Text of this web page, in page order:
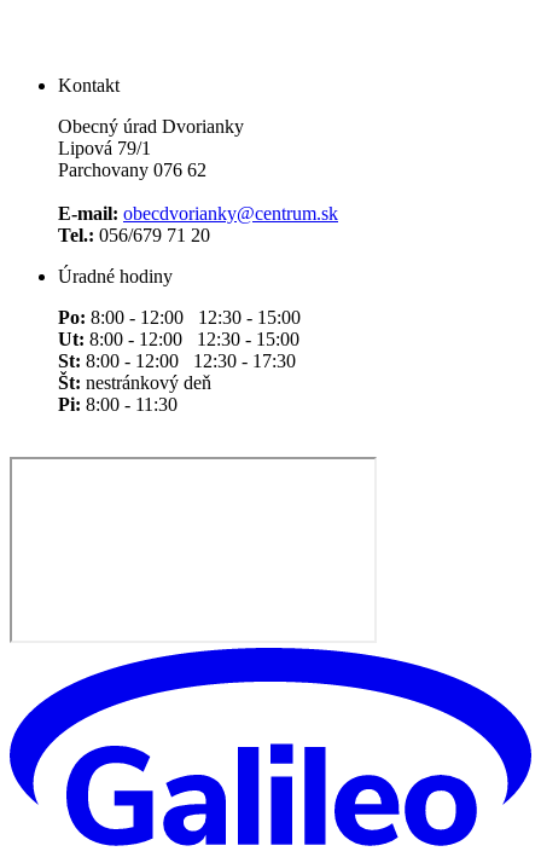
Kontakt
Obecný úrad Dvorianky
Lipová 79/1
Parchovany 076 62
E-mail: obecdvorianky@centrum.sk
Tel.: 056/679 71 20
Úradné hodiny
Po: 8:00 - 12:00 12:30 - 15:00
Ut: 8:00 - 12:00 12:30 - 15:00
St: 8:00 - 12:00 12:30 - 17:30
Št: nestránkový deň
Pi: 8:00 - 11:30